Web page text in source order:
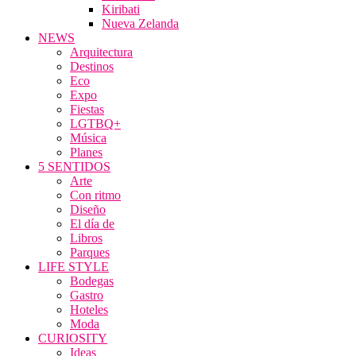
Kiribati
Nueva Zelanda
NEWS
Arquitectura
Destinos
Eco
Expo
Fiestas
LGTBQ+
Música
Planes
5 SENTIDOS
Arte
Con ritmo
Diseño
El día de
Libros
Parques
LIFE STYLE
Bodegas
Gastro
Hoteles
Moda
CURIOSITY
Ideas